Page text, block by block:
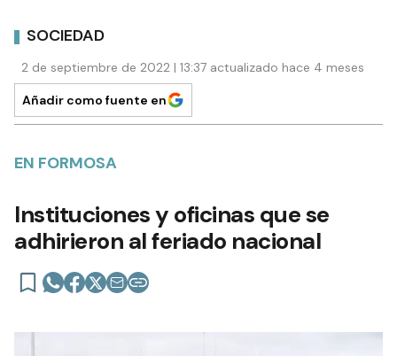
SOCIEDAD
2 de septiembre de 2022 | 13:37 actualizado hace 4 meses
Añadir como fuente en
EN FORMOSA
Instituciones y oficinas que se
adhirieron al feriado nacional